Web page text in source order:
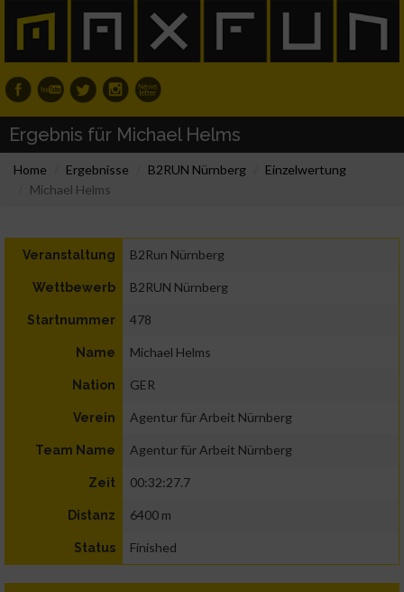
Ergebnis für Michael Helms
Home Ergebnisse B2RUN Nürnberg
Einzelwertung
Michael Helms
Veranstaltung B2Run Nürnberg
Wettbewerb B2RUN Nürnberg
Startnummer 478
Name Michael Helms
Nation GER
Verein Agentur für Arbeit Nürnberg
Team Name Agentur für Arbeit Nürnberg
Zeit 00:32:27.7
Distanz 6400 m
Status Finished